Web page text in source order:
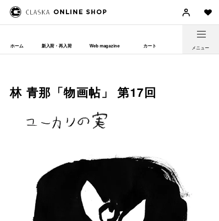
ホーム 新入荷・再入荷 Web magazine カート メニュー
林 青那「物画帖」 第17回